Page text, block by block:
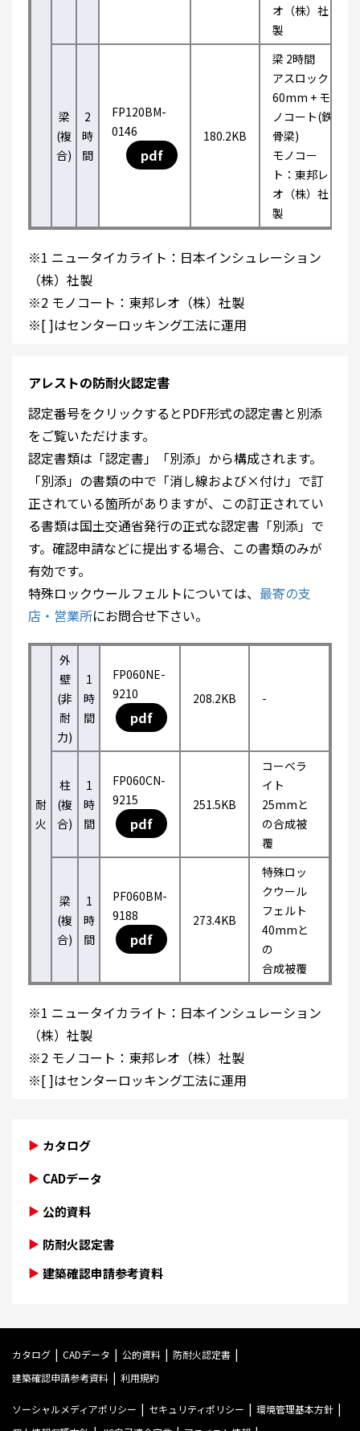
オ（株）社
製
梁
(複
合)
2
時
間
FP120BM-
0146
pdf
180.2KB
梁 2時間
アスロック
60mm + モ
ノコート(鉄
骨梁)
モノコー
ト：東邦レ
オ（株）社
製
※1 ニュータイカライト：日本インシュレーション
（株）社製
※2 モノコート：東邦レオ（株）社製
※[ ]はセンターロッキング工法に運用
アレストの防耐火認定書
認定番号をクリックするとPDF形式の認定書と別添
をご覧いただけます。
認定書類は「認定書」「別添」から構成されます。
「別添」の書類の中で「消し線および×付け」で訂
正されている箇所がありますが、この訂正されてい
る書類は国土交通省発行の正式な認定書「別添」で
す。確認申請などに提出する場合、この書類のみが
有効です。
特殊ロックウールフェルトについては、 最寄の支
店・営業所にお問合せ下さい。
耐
火
外
壁
(非
耐
力)
1
時
間
FP060NE-
9210
pdf
208.2KB -
柱
(複
合)
1
時
間
FP060CN-
9215
pdf
251.5KB
コーベラ
イト
25mmと
の合成被
覆
梁
(複
合)
1
時
間
PF060BM-
9188
pdf
273.4KB
特殊ロッ
クウール
フェルト
40mmと
の
合成被覆
※1 ニュータイカライト：日本インシュレーション
（株）社製
※2 モノコート：東邦レオ（株）社製
※[ ]はセンターロッキング工法に運用
カタログ
CADデータ
公的資料
防耐火認定書
建築確認申請参考資料
カタログ CADデータ 公的資料
防耐火認定書
建築確認申請参考資料
利用規約
ソーシャルメディアポリシー セキュリティポリシー
環境管理基本方針